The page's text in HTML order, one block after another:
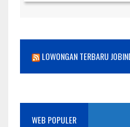
LOWONGAN TERBARU
WEB POPULER